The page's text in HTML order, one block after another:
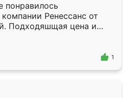
понравилось
Ренессанс от
Подходяшщая цена и
Приехавший
Владислав
эскизу самый
1